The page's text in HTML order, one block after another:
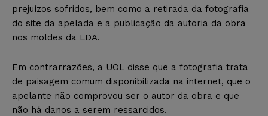
prejuízos sofridos, bem como a retirada da fotografia
do site da apelada e a publicação da autoria da obra
nos moldes da LDA.
Em contrarrazões, a UOL disse que a fotografia trata
de paisagem comum disponibilizada na internet, que o
apelante não comprovou ser o autor da obra e que
não há danos a serem ressarcidos.